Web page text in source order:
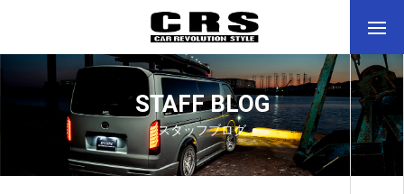
STAFF BLOG
スタッフブログ